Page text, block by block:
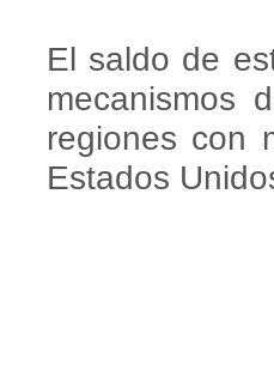
El saldo de
mecanismos
regiones con
Estados